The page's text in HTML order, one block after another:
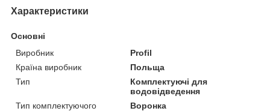
Характеристики
Основні
Виробник
Profil
Країна виробник
Польща
Тип
Комплектуючі для
водовідведення
Тип комплектуючого
Воронка